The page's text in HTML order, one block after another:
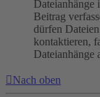
Dateianhänge
Beitrag
dürfen
kontaktieren,
Dateianhänge
Nach oben